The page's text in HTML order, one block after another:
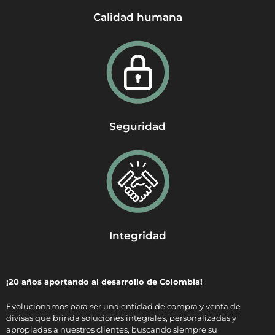
Calidad humana
Seguridad
Integridad
¡20 años aportando al desarrollo de Colombia!
Evolucionamos para ser una entidad de compra y venta de
divisas que brinda soluciones integrales, personalizadas y
apropiadas a nuestros clientes, buscando siempre su